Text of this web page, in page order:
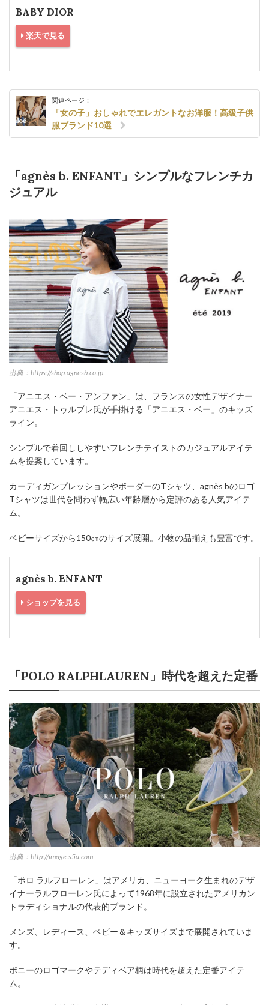
BABY DIOR
楽天で見る
関連ページ：
「女の子」おしゃれでエレガントなお洋服！高級子供
服ブランド10選
「agnès b. ENFANT」シンプルなフレンチカ
ジュアル
出典：https://shop.agnesb.co.jp
「アニエス・ベー・アンファン」は、フランスの女性デザイナー
アニエス・トゥルブレ氏が手掛ける「アニエス・ベー」のキッズ
ライン。
シンプルで着回ししやすいフレンチテイストのカジュアルアイテ
ムを提案しています。
カーディガンプレッションやボーダーのTシャツ、agnès bのロゴ
Tシャツは世代を問わず幅広い年齢層から定評のある人気アイテ
ム。
ベビーサイズから150㎝のサイズ展開。小物の品揃えも豊富です。
agnès b. ENFANT
ショップを見る
「POLO RALPHLAUREN」時代を超えた定番
出典：http://image.s5a.com
「ポロ ラルフローレン」はアメリカ、ニューヨーク生まれのデザ
イナーラルフローレン氏によって1968年に設立されたアメリカン
トラディショナルの代表的ブランド。
メンズ、レディース、ベビー＆キッズサイズまで展開されていま
す。
ポニーのロゴマークやテディベア柄は時代を超えた定番アイテ
ム。